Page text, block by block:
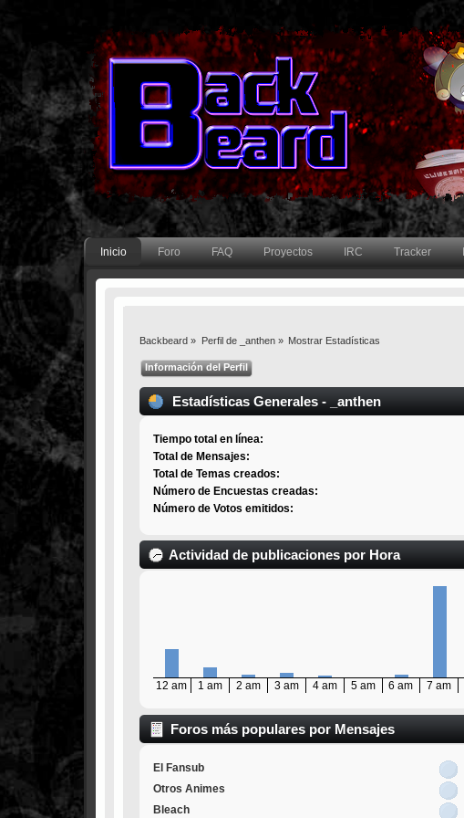
Inicio Foro FAQ Proyectos IRC Tracker
Backbeard » Perfil de _anthen » Mostrar Estadísticas
Información del Perfil
Estadísticas Generales - _anthen
Tiempo total en línea:
Total de Mensajes:
Total de Temas creados:
Número de Encuestas creadas:
Número de Votos emitidos:
Actividad de publicaciones por Hora
12 am 1 am 2 am 3 am 4 am 5 am 6 am 7 am
Foros más populares por Mensajes
El Fansub
Otros Animes
Bleach